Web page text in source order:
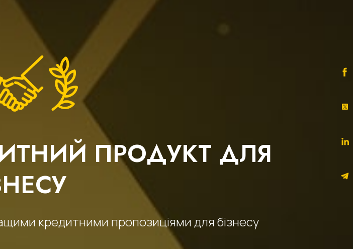
ПРОДУКТ ДЛЯ
кредитними пропозиціями для бізнесу